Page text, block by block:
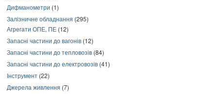
Дифманометри (1)
Залізничне обладнання (295)
Агрегати ОПЕ, ПЕ (12)
Запасні частини до вагонів (12)
Запасні частини до тепловозів (84)
Запасні частини до електровозів (41)
Інструмент (22)
Джерела живлення (7)